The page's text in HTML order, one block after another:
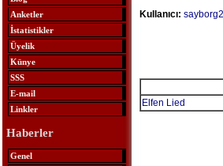
Anketler
İstatistikler
Üyelik
Künye
SSS
E-mail
Linkler
Haberler
Genel
Kullanıcı: sayborg2
Elfen Lied